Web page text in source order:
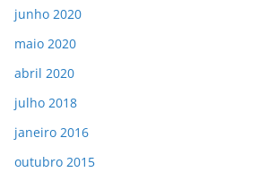
junho 2020
maio 2020
abril 2020
julho 2018
janeiro 2016
outubro 2015